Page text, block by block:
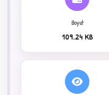
Boyut
109.24 KB